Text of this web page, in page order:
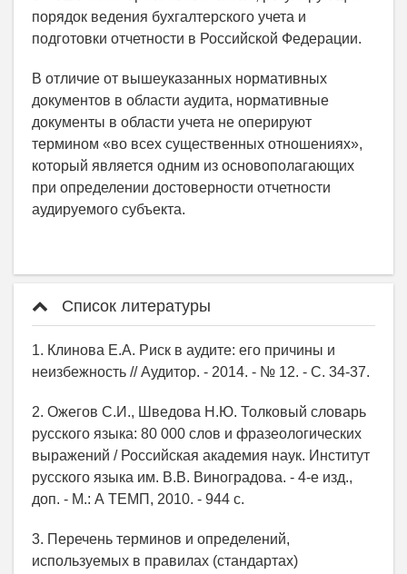
порядок ведения бухгалтерского учета и
подготовки отчетности в Российской Федерации.
В отличие от вышеуказанных нормативных
документов в области аудита, нормативные
документы в области учета не оперируют
термином «во всех существенных отношениях»,
который является одним из основополагающих
при определении достоверности отчетности
аудируемого субъекта.
Список литературы
1. Клинова Е.А. Риск в аудите: его причины и
неизбежность // Аудитор. - 2014. - № 12. - С. 34-37.
2. Ожегов С.И., Шведова Н.Ю. Толковый словарь
русского языка: 80 000 слов и фразеологических
выражений / Российская академия наук. Институт
русского языка им. В.В. Виноградова. - 4-е изд.,
доп. - М.: А ТЕМП, 2010. - 944 с.
3. Перечень терминов и определений,
используемых в правилах (стандартах)